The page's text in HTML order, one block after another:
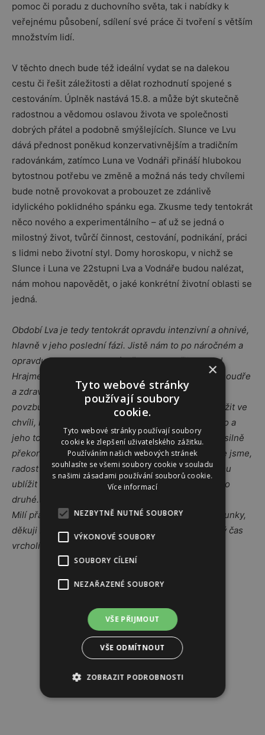
pomoc či poradu z duchovního světa, tak i nabídky k
veřejnému působení, sdílení své práce či tvoření s větším
množstvím lidí.
V těchto dnech bude též ideální vydat se na dalekou
cestu či řešit záležitosti a dělat rozhodnutí spojené s
cestováním. Úplněk nastává 15.8. a může být skutečně
radostnou a vědomou oslavou života ve společnosti
dobrých přátel a podobně smýšlejících. Slunce ve Lvu
dává přednost poněkud konzervativnějším a tradičním
radovánkám, zatímco Luna ve Vodnáři přináší hlubokou
bytostnou potřebu ve změně a možná nás tedy chvílemi
bude notně provokovat a probouzet ze zdánlivě
idylického poklidného spánku ega. Zkusme tedy tentokrát
něco nového a experimentálního – ať už se jedná o
milostný život, tvůrčí činnost, cestování, podnikání, práci
s lidmi nebo životní styl. Domy horoskopu, v nichž se
Slunce i Luna ve 22stupni Lva a Vodnáře budou nalézat,
nám mohou napovědět, o jaké konkrétní životní oblasti se
jedná.
Období Lva je tedy tentokrát opravdu intenzivní a ohnivé,
hlavně v jeho poslední fázi. Jistě nám to po náročném a
opravdu hluboce pracovním čase Raka přijde vhod.
Hrajme si, tvořme, užívejme – pokud možno však moudře
a zdravě, v souladu se sebou. Oheň krásně hřeje,
povzbuzuje či spaluje nečistoty, může však též ublížit ve
chvíli, kdy se vymkne kontrole, stejně jako naše ego a
jeho touha zažívat a prožívat více a více, někdy i násilně
překonat hranice svých možností. Radost z toho, že jsme,
radost bez vnější příčiny nemůže nikomu ani ničemu
ublížit a naopak nás dělá mnohem přitažlivějšími pro
druhé.
Milí přátelé, zdravím z Domu Slunce na břehu Berounky,
děkuji za pozornost a přeji krásný a zářivě radostný čas
vrcholícího léta!
×
Tyto webové stránky
používají soubory
cookie.
Tyto webové stránky používají soubory
cookie ke zlepšení uživatelského zážitku.
Používáním našich webových stránek
souhlasíte se všemi soubory cookie v souladu
s našimi zásadami používání souborů cookie.
Více informací
NEZBYTNĚ NUTNÉ SOUBORY
VÝKONOVÉ SOUBORY
SOUBORY CÍLENÍ
NEZAŘAZENÉ SOUBORY
VŠE PŘIJMOUT
VŠE ODMÍTNOUT
ZOBRAZIT PODROBNOSTI